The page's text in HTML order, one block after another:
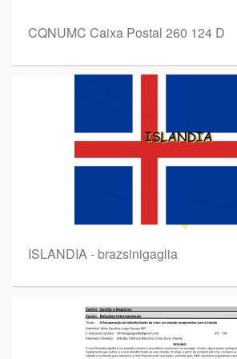
CQNUMC Caixa Postal 260 124 D
ISLANDIA - brazsinigaglia